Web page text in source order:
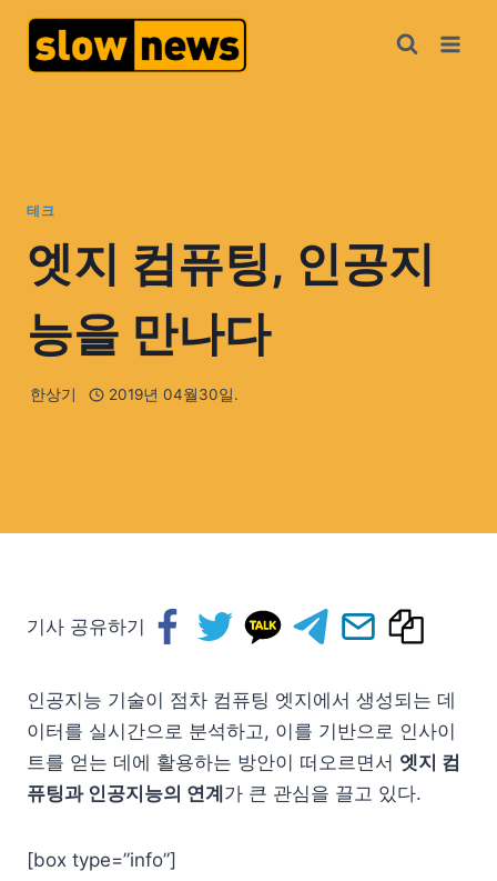
테크
엣지 컴퓨팅, 인공지
능을 만나다
한상기 2019년 04월30일.
기사 공유하기
인공지능 기술이 점차 컴퓨팅 엣지에서 생성되는 데
이터를 실시간으로 분석하고, 이를 기반으로 인사이
트를 얻는 데에 활용하는 방안이 떠오르면서 엣지 컴
퓨팅과 인공지능의 연계 가 큰 관심을 끌고 있다.
[box type=”info”]